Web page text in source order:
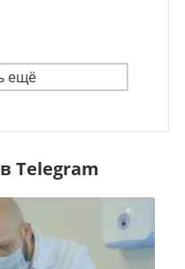
ещё
Telegram